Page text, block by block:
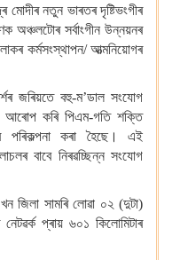
মোদীৰ নতুন ভাৰতৰ দৃষ্টিভংগীৰ
অঞ্চলটোৰ সৰ্বাংগীন উন্নয়নৰ
কৰ্মসংস্থাপন/ আত্মনিয়োগৰ
জৰিয়তে বহু-ম’ডাল সংযোগ
আৰোপ কৰি পিএম-গতি শক্তি
পৰিকল্পনা কৰা হৈছে। এই
বাবে নিৰৱচ্ছিন্ন সংযোগ
জিলা সামৰি লোৱা ০২ (দুটা)
প্ৰায় ৬০১ কিলোমিটাৰ